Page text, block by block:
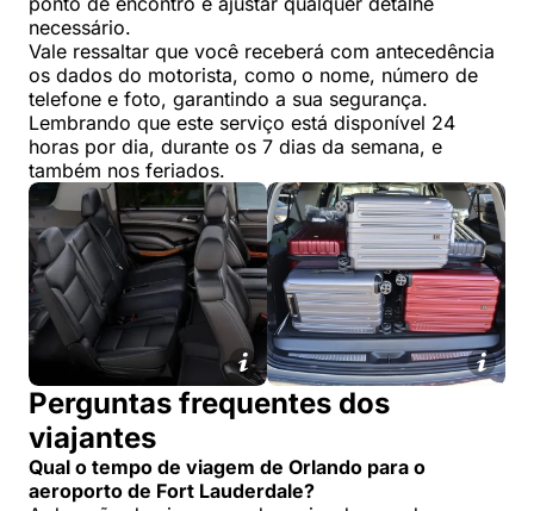
necessário.
Vale ressaltar que você receberá com antecedência
os dados do motorista, como o nome, número de
telefone e foto, garantindo a sua segurança.
Lembrando que este serviço está disponível 24
horas por dia, durante os 7 dias da semana, e
também nos feriados.
Perguntas frequentes dos
viajantes
Qual o tempo de viagem de Orlando para o
aeroporto de Fort Lauderdale?